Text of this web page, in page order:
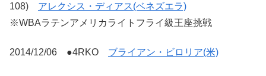
108) アレクシス・ディアス(ベネズエラ)
※WBAラテンアメリカライトフライ級王座挑戦
2014/12/06 ●4RKO ブライアン・ビロリア(米)